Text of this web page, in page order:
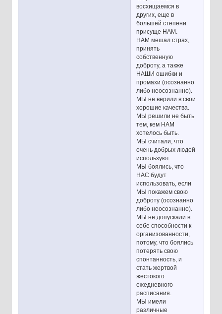
восхищаемся в
других, еще в
большей степени
присуще НАМ.
НАМ мешал страх,
принять
собственную
доброту, а также
НАШИ ошибки и
промахи (осознанно
либо неосознанно).
МЫ не верили в свои
хорошие качества.
МЫ решили не быть
тем, кем НАМ
хотелось быть.
МЫ считали, что
очень добрых людей
используют.
МЫ боялись, что
НАС будут
использовать, если
МЫ покажем свою
доброту (осознанно
либо неосознанно).
МЫ не допускали в
себе способности к
организованности,
потому, что боялись
потерять свою
спонтанность, и
стать жертвой
жестокого
ежедневного
расписания.
МЫ имели
различные